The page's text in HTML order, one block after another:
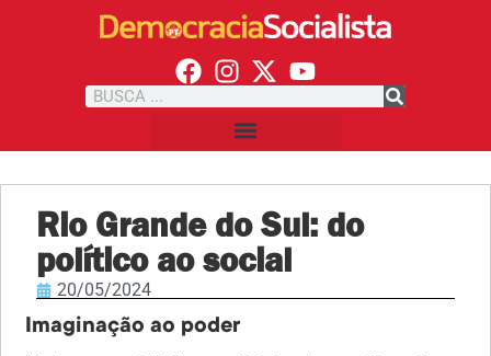
Rio Grande do Sul: do
político ao social
20/05/2024
Imaginação ao poder